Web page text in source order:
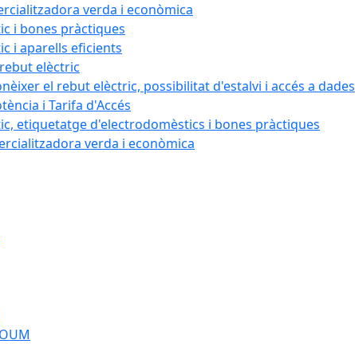
verda i econòmica
i bones pràctiques
i aparells eficients
elèctric
el rebut elèctric, possibilitat d'estalvi i accés a dades
i Tarifa d'Accés
etiquetatge d'electrodomèstics i bones pràctiques
verda i econòmica